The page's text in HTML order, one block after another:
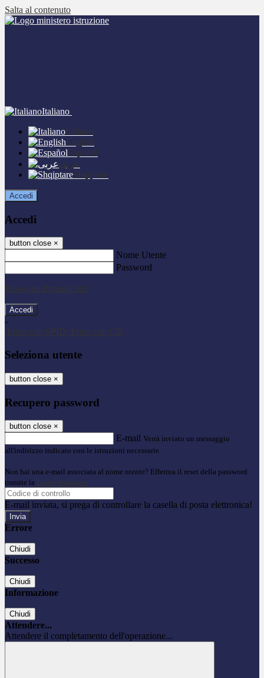
Salta al contenuto
Italiano
Italiano
English
Español
عربى
Shqiptare
Accedi
Accedi
button close ×
Nome Utente
Password
Password dimenticata?
-
Entra con SPID
Entra con CIE
Seleziona utente
button close ×
Recupero password
button close ×
E-mail Verrà inviato un messaggio
all'indirizzo indicato con le istruzioni necessarie.
Non hai una e-mail associata al nome utente? Effettua il reset della password
tramite la Login Spaggiari
E-mail inviata, si prega di controllare la casella di posta elettronica!
Errore
Chiudi
Successo
Chiudi
Informazione
Chiudi
Attendere...
Attendere il completamento dell'operazione...